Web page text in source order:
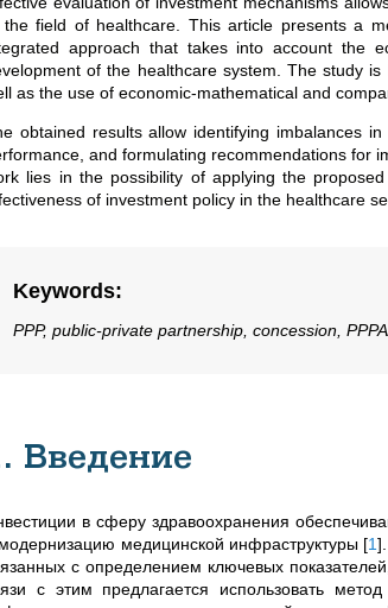
the field of healthcare. This article presents a
approach that takes into account the
of the healthcare system. The study
as the use of economic-mathematical and
obtained results allow identifying imbalances
and formulating recommendations for
lies in the possibility of applying the
of investment policy in the healthcare
Keywords:
PPP, public-private partnership, concession,
Введение
в сферу здравоохранения
медицинской инфраструктуры [1]
с определением ключевых
с этим предлагается использовать